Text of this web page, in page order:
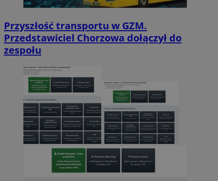
Przyszłość transportu w GZM.
Przedstawiciel Chorzowa dołączył do
zespołu